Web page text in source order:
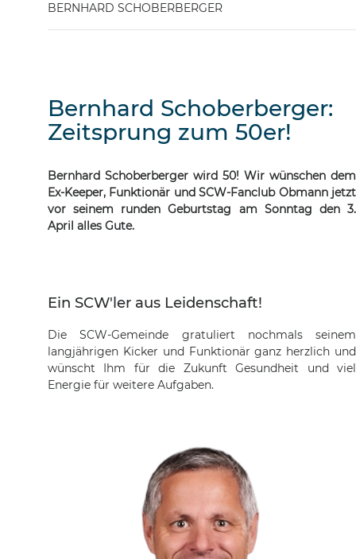
BERNHARD SCHOBERBERGER
Bernhard Schoberberger:
Zeitsprung zum 50er!
Bernhard Schoberberger wird 50! Wir wünschen dem
Ex-Keeper, Funktionär und SCW-Fanclub Obmann jetzt
vor seinem runden Geburtstag am Sonntag den 3.
April alles Gute.
Ein SCW'ler aus Leidenschaft!
Die SCW-Gemeinde gratuliert nochmals seinem
langjährigen Kicker und Funktionär ganz herzlich und
wünscht Ihm für die Zukunft Gesundheit und viel
Energie für weitere Aufgaben.